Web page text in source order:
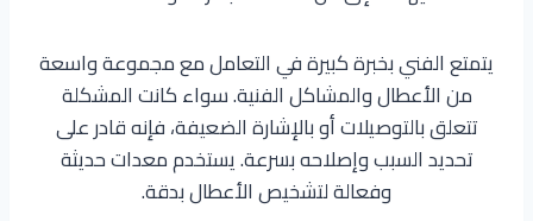
يتمتع الفني بخبرة كبيرة في التعامل مع مجموعة واسعة
من الأعطال والمشاكل الفنية. سواء كانت المشكلة
تتعلق بالتوصيلات أو بالإشارة الضعيفة، فإنه قادر على
تحديد السبب وإصلاحه بسرعة. يستخدم معدات حديثة
وفعالة لتشخيص الأعطال بدقة.